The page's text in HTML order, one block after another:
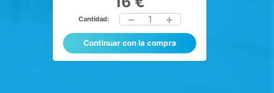
Cantidad: 1
Continuar con la compra